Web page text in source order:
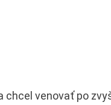
chcel venovať po